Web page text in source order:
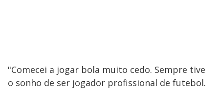
"Comecei a jogar bola muito cedo. Sempre tive
o sonho de ser jogador profissional de futebol.